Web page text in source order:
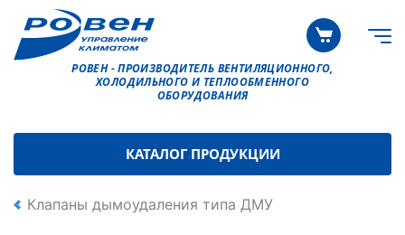
РОВЕН - ПРОИЗВОДИТЕЛЬ ВЕНТИЛЯЦИОННОГО,
ХОЛОДИЛЬНОГО И ТЕПЛООБМЕННОГО
ОБОРУДОВАНИЯ
КАТАЛОГ ПРОДУКЦИИ
Клапаны дымоудаления типа ДМУ